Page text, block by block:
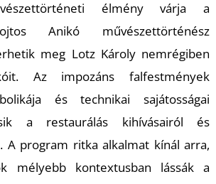
élmény várja a
Anikó művészettörténész
meg Lotz Károly nemrégiben
Az impozáns falfestmények
és technikai sajátosságai
a restaurálás kihívásairól és
A program ritka alkalmat kínál arra,
mélyebb kontextusban lássák a